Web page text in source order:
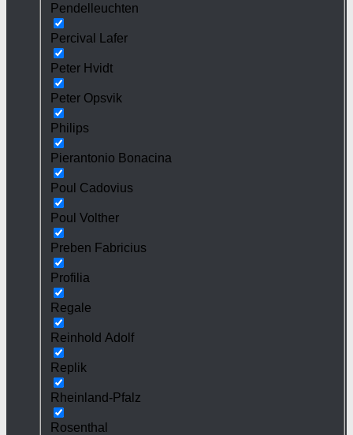
Pendelleuchten
Percival Lafer
Peter Hvidt
Peter Opsvik
Philips
Pierantonio Bonacina
Poul Cadovius
Poul Volther
Preben Fabricius
Profilia
Regale
Reinhold Adolf
Replik
Rheinland-Pfalz
Rosenthal